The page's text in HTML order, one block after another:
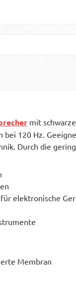
mit
bei 120 Hz.
Durch die
elektronische
Membran